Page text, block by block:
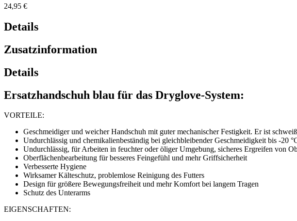
24,95 €
Details
Zusatzinformation
Details
Ersatzhandschuh blau für das Dryglove-System:
VORTEILE:
Geschmeidiger und weicher Handschuh mit guter mechanischer Festigkeit. Er ist
Undurchlässig und chemikalienbeständig bei gleichbleibender Geschmeidigkeit bis -20
Undurchlässig, für Arbeiten in feuchter oder öliger Umgebung, sicheres Ergreifen von
Oberflächenbearbeitung für besseres Feingefühl und mehr Griffsicherheit
Verbesserte Hygiene
Wirksamer Kälteschutz, problemlose Reinigung des Futters
Design für größere Bewegungsfreiheit und mehr Komfort bei langem Tragen
Schutz des Unterarms
EIGENSCHAFTEN: